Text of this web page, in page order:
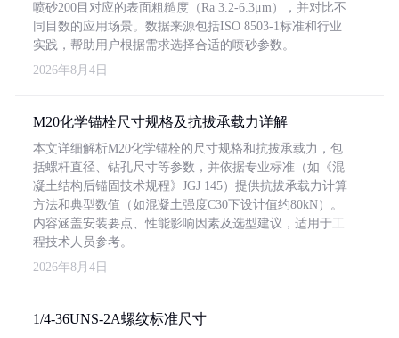
喷砂200目对应的表面粗糙度（Ra 3.2-6.3μm），并对比不
同目数的应用场景。数据来源包括ISO 8503-1标准和行业
实践，帮助用户根据需求选择合适的喷砂参数。
2026年8月4日
M20化学锚栓尺寸规格及抗拔承载力详解
本文详细解析M20化学锚栓的尺寸规格和抗拔承载力，包
括螺杆直径、钻孔尺寸等参数，并依据专业标准（如《混
凝土结构后锚固技术规程》JGJ 145）提供抗拔承载力计算
方法和典型数值（如混凝土强度C30下设计值约80kN）。
内容涵盖安装要点、性能影响因素及选型建议，适用于工
程技术人员参考。
2026年8月4日
1/4-36UNS-2A螺纹标准尺寸